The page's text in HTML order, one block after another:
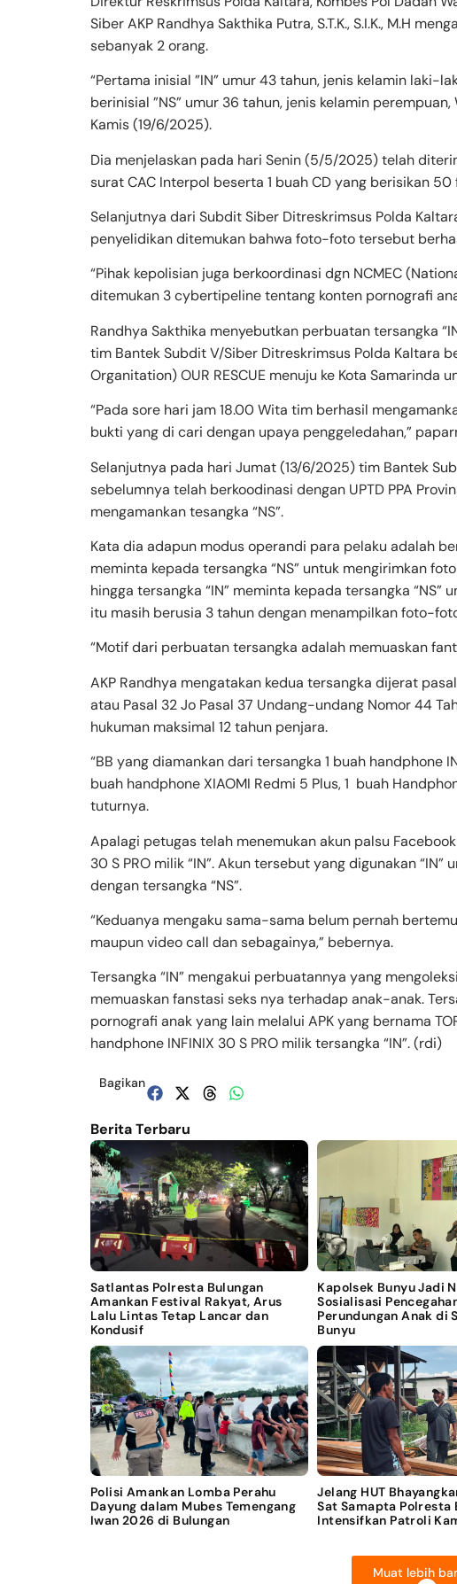
Siber AKP Randhya Sakthika Putra, S.T.K., S.I.K., M.H
sebanyak 2 orang.
“Pertama inisial ”IN” umur 43 tahun, jenis kelamin laki-
berinisial ”NS” umur 36 tahun, jenis kelamin
Kamis (19/6/2025).
Dia menjelaskan pada hari Senin (5/5/2025) telah
surat CAC Interpol beserta 1 buah CD yang berisikan
Selanjutnya dari Subdit Siber Ditreskrimsus Polda
penyelidikan ditemukan bahwa foto-foto tersebut
“Pihak kepolisian juga berkoordinasi dgn NCMEC
ditemukan 3 cybertipeline tentang konten pornografi
Randhya Sakthika menyebutkan perbuatan tersangka
tim Bantek Subdit V/Siber Ditreskrimsus Polda Kaltara
Organitation) OUR RESCUE menuju ke Kota Samarinda
“Pada sore hari jam 18.00 Wita tim berhasil
bukti yang di cari dengan upaya penggeledahan,”
Selanjutnya pada hari Jumat (13/6/2025) tim Bantek
sebelumnya telah berkoodinasi dengan UPTD PPA
mengamankan tesangka “NS”.
Kata dia adapun modus operandi para pelaku adalah
meminta kepada tersangka “NS” untuk mengirimkan
hingga tersangka “IN” meminta kepada tersangka
itu masih berusia 3 tahun dengan menampilkan foto-
“Motif dari perbuatan tersangka adalah memuaskan
AKP Randhya mengatakan kedua tersangka dijerat
atau Pasal 32 Jo Pasal 37 Undang-undang Nomor 44
hukuman maksimal 12 tahun penjara.
“BB yang diamankan dari tersangka 1 buah handphone
buah handphone XIAOMI Redmi 5 Plus, 1 buah
tuturnya.
Apalagi petugas telah menemukan akun palsu
30 S PRO milik “IN”. Akun tersebut yang digunakan
dengan tersangka “NS”.
“Keduanya mengaku sama-sama belum pernah
maupun video call dan sebagainya,” bebernya.
Tersangka “IN” mengakui perbuatannya yang
memuaskan fanstasi seks nya terhadap anak-anak.
pornografi anak yang lain melalui APK yang bernama
handphone INFINIX 30 S PRO milik tersangka “IN”. (rdi)
Bagikan
Berita Terbaru
Satlantas Polresta Bulungan
Amankan Festival Rakyat, Arus
Lalu Lintas Tetap Lancar dan
Kondusif
Kapolsek Bunyu Jadi
Sosialisasi
Perundungan Anak di
Bunyu
Polisi Amankan Lomba Perahu
Dayung dalam Mubes Temengang
Iwan 2026 di Bulungan
Jelang HUT
Sat Samapta Polresta
Intensifkan Patroli
Muat lebih